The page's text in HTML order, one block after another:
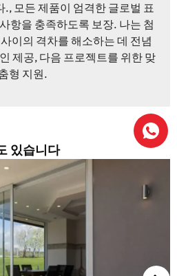
모든 제품이 엄격한 글로벌 표
항을 충족하도록 보장. 나는 첨
이의 격차를 해소하는 데 전념
제공, 다음 프로젝트를 위한 맞
형 지원.
있습니다